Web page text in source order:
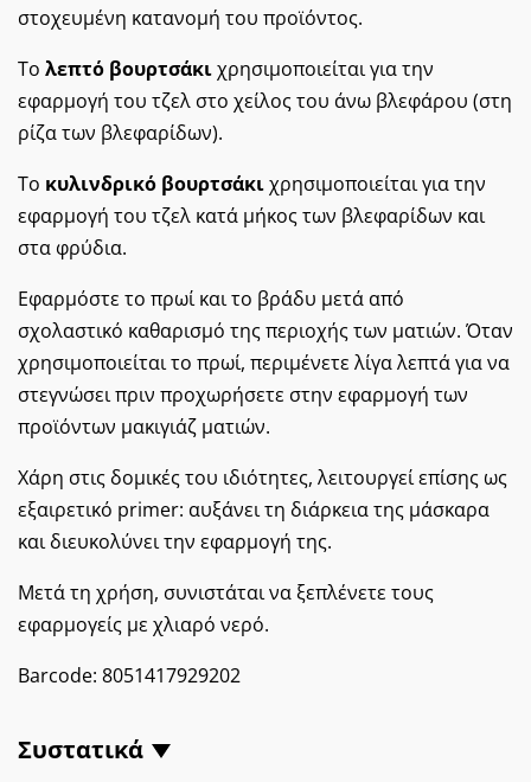
στοχευμένη κατανομή του προϊόντος.
Το λεπτό βουρτσάκιχρησιμοποιείται για την
εφαρμογή του τζελ στο χείλος του άνω βλεφάρου (στη
ρίζα των βλεφαρίδων).
Το κυλινδρικό βουρτσάκιχρησιμοποιείται για την
εφαρμογή του τζελ κατά μήκος των βλεφαρίδων και
στα φρύδια.
​Εφαρμόστε το πρωί και το βράδυ μετά από
σχολαστικό καθαρισμό της περιοχής των ματιών. Όταν
χρησιμοποιείται το πρωί, περιμένετε λίγα λεπτά για να
στεγνώσει πριν προχωρήσετε στην εφαρμογή των
προϊόντων μακιγιάζ ματιών.
Χάρη στις δομικές του ιδιότητες, λειτουργεί επίσης ως
εξαιρετικό primer: αυξάνει τη διάρκεια της μάσκαρα
και διευκολύνει την εφαρμογή της.
Μετά τη χρήση, συνιστάται να ξεπλένετε τους
εφαρμογείς με χλιαρό νερό.
Barcode: 8051417929202
Συστατικά